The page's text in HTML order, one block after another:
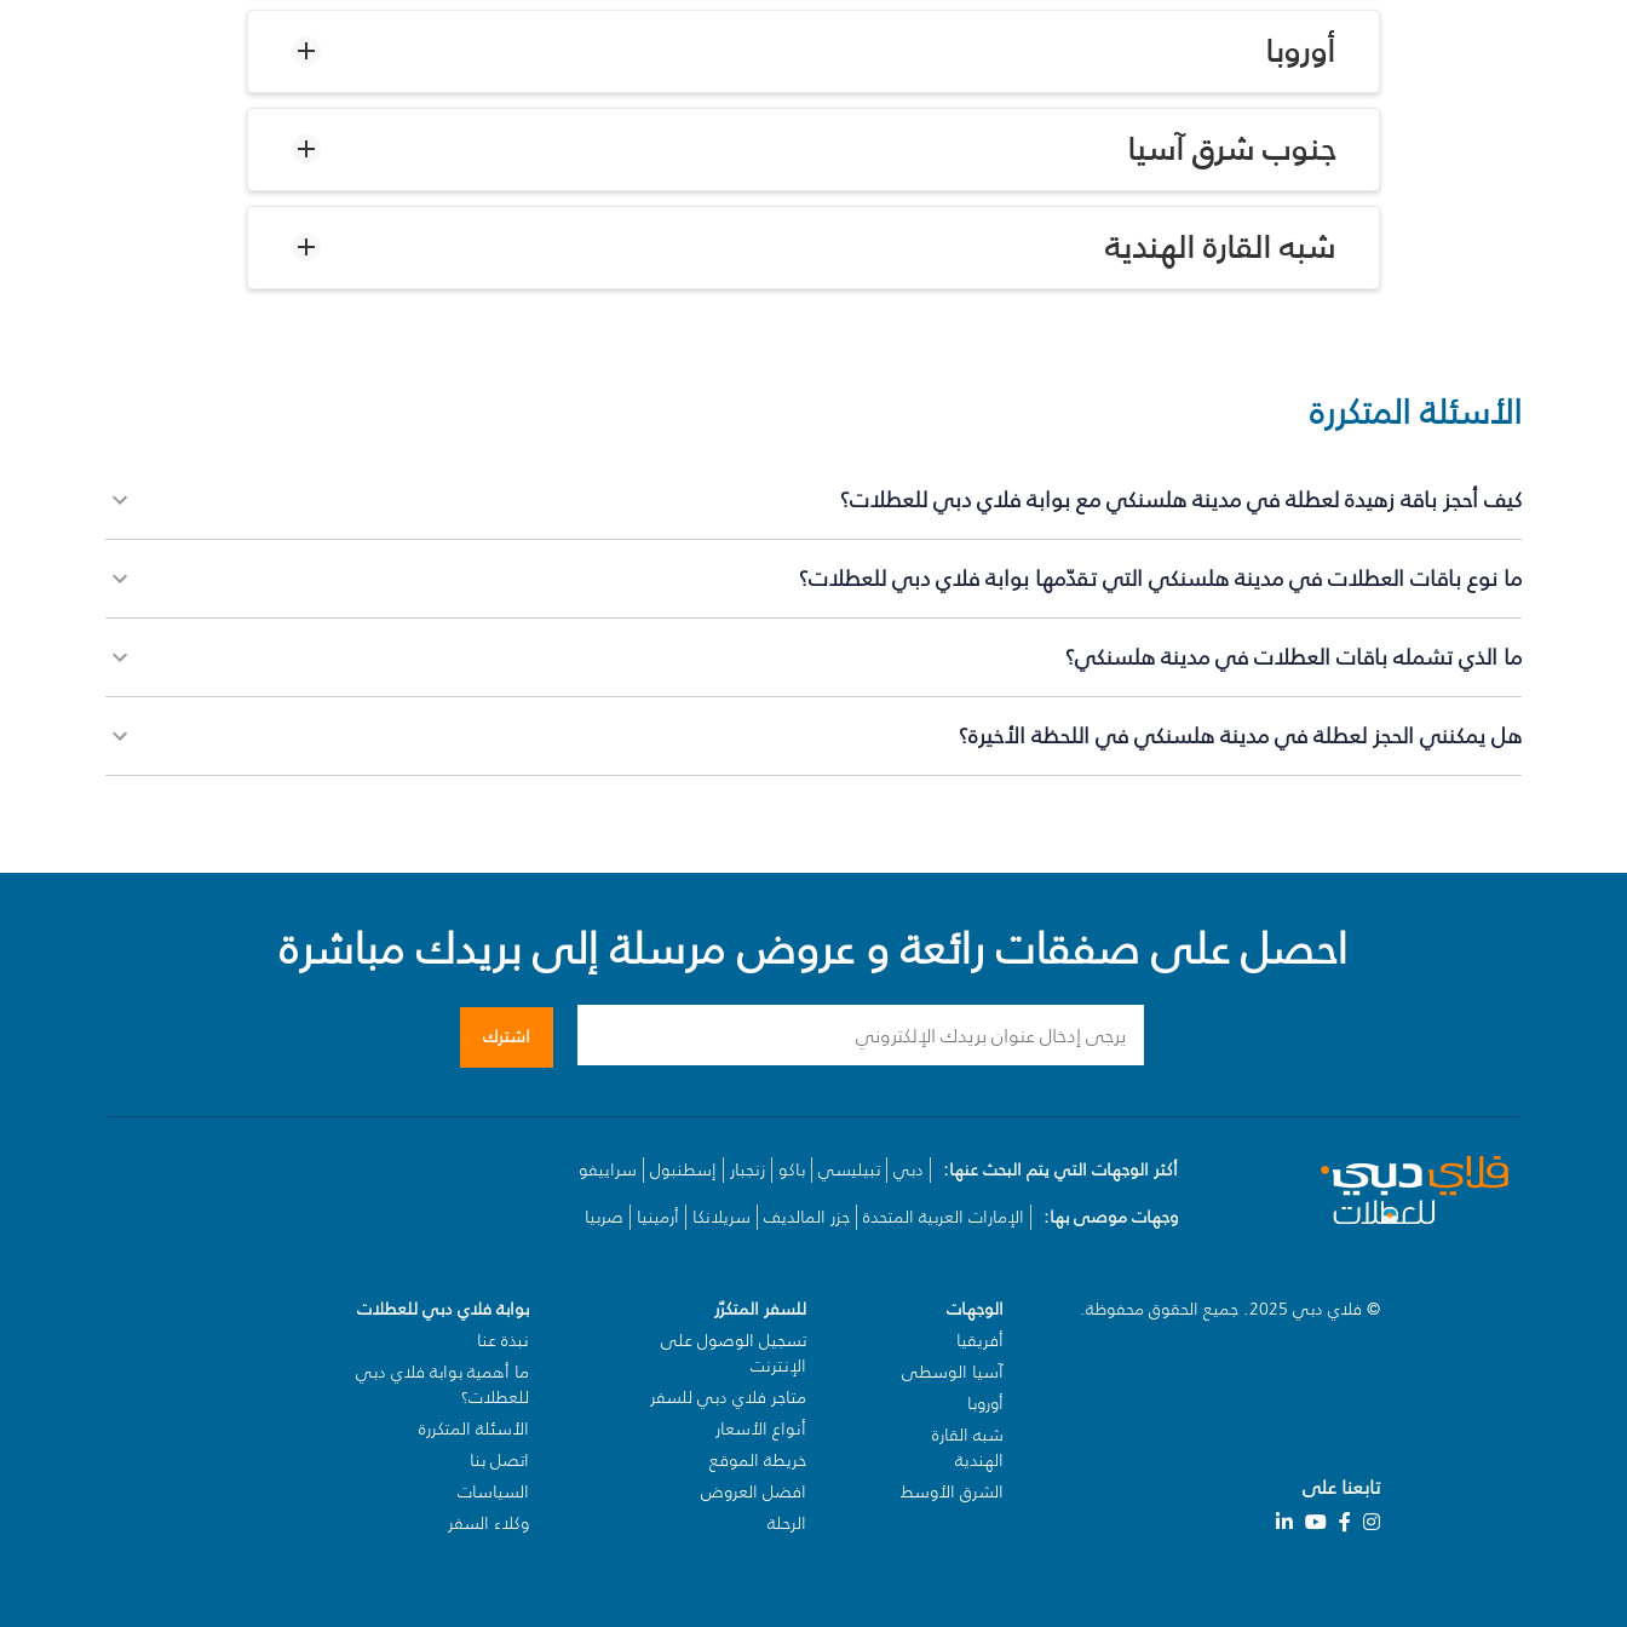
أوروبا
جنوب شرق آسيا
شبه القارة الهندية
الأسئلة المتكررة
كيف أحجز باقة زهيدة لعطلة في مدينة هلسنكي مع بوابة فلاي دبي للعطلات؟
ما نوع باقات العطلات في مدينة هلسنكي التي تقدّمها بوابة فلاي دبي للعطلات؟
ما الذي تشمله باقات العطلات في مدينة هلسنكي؟
هل يمكنني الحجز لعطلة في مدينة هلسنكي في اللحظة الأخيرة؟
احصل على صفقات رائعة و عروض مرسلة إلى بريدك مباشرة
اشترك
أكثر الوجهات التي يتم البحث عنها: دبي تبيليسي باكو زنجبار إسطنبول سراييفو
وجهات موصى بها:
الإمارات العربية المتحدة جزر المالديف سريلانكا أرمينيا صربيا
© فلاي دبي 2025. جميع الحقوق محفوظة.
تابعنا على
الوجهات
أفريقيا
آسيا الوسطى
أوروبا
شبه القارة
الهندية
الشرق الأوسط
للسفر المتكرّر
تسجيل الوصول على
الإنترنت
متاجر فلاي دبي للسفر
أنواع الأسعار
خريطة الموقع
افضل العروض
الرحلة
بوابة فلاي دبي للعطلات
نبذة عنا
ما أهمية بوابة فلاي دبي
للعطلات؟
الأسئلة المتكررة
اتصل بنا
السياسات
وكلاء السفر